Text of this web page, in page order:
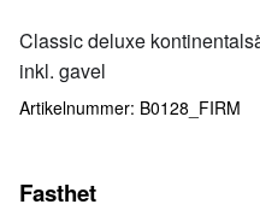
Classic deluxe
inkl. gavel
Artikelnummer: B0128_FIRM
Fasthet